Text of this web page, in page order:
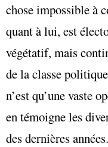
chose impossible à
quant à lui, est
végétatif, mais
de la classe
n’est qu’une vaste
en témoigne les
des dernières